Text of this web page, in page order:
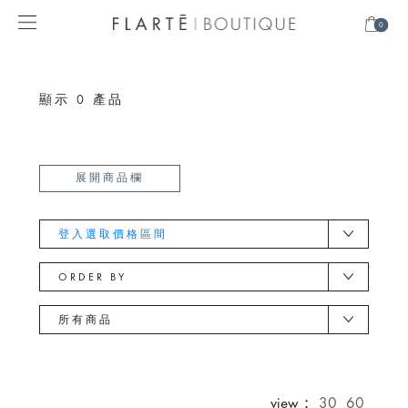
0
顯示0 產品
展開商品欄
登入選取價格區間
ORDER BY
所有商品
view： 30 60